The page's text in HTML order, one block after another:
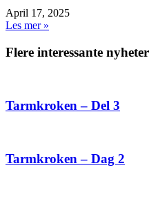
April 17, 2025
Les mer »
Flere interessante nyheter
Tarmkroken – Del 3
Tarmkroken – Dag 2